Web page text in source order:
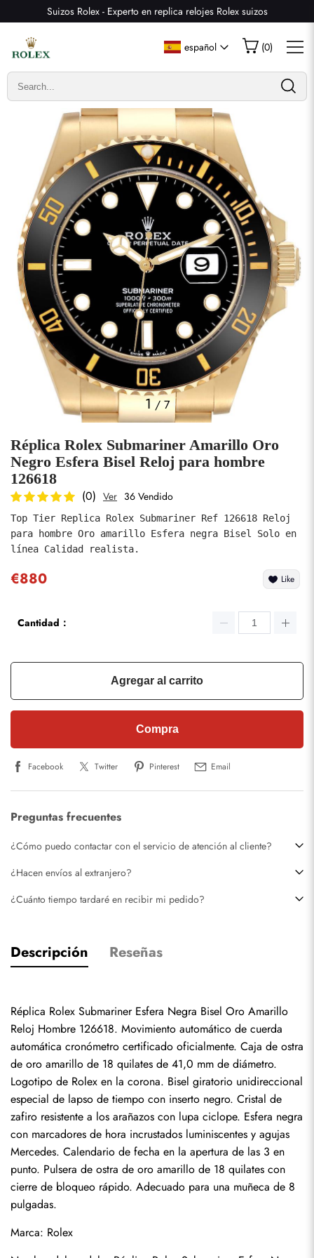
Suizos Rolex - Experto en replica relojes Rolex suizos
español (0)
1 / 7
Réplica Rolex Submariner Amarillo Oro
Negro Esfera Bisel Reloj para hombre
126618
(0) Ver 36 Vendido
Top Tier Replica Rolex Submariner Ref 126618 Reloj
para hombre Oro amarillo Esfera negra Bisel Solo en
línea Calidad realista.
€880 Like
Cantidad：
Agregar al carrito
Compra
Facebook Twitter Pinterest Email
Preguntas frecuentes
¿Cómo puedo contactar con el servicio de atención al cliente?
¿Hacen envíos al extranjero?
¿Cuánto tiempo tardaré en recibir mi pedido?
Descripción Reseñas
Réplica Rolex Submariner Esfera Negra Bisel Oro Amarillo
Reloj Hombre 126618. Movimiento automático de cuerda
automática cronómetro certificado oficialmente. Caja de ostra
de oro amarillo de 18 quilates de 41,0 mm de diámetro.
Logotipo de Rolex en la corona. Bisel giratorio unidireccional
especial de lapso de tiempo con inserto negro. Cristal de
zafiro resistente a los arañazos con lupa ciclope. Esfera negra
con marcadores de hora incrustados luminiscentes y agujas
Mercedes. Calendario de fecha en la apertura de las 3 en
punto. Pulsera de ostra de oro amarillo de 18 quilates con
cierre de bloqueo rápido. Adecuado para una muñeca de 8
pulgadas.
Marca: Rolex
Escribir una reseña
Solo los clientes que hayan comprado este artículo pueden
dejar una reseña.
comentarios
enviar